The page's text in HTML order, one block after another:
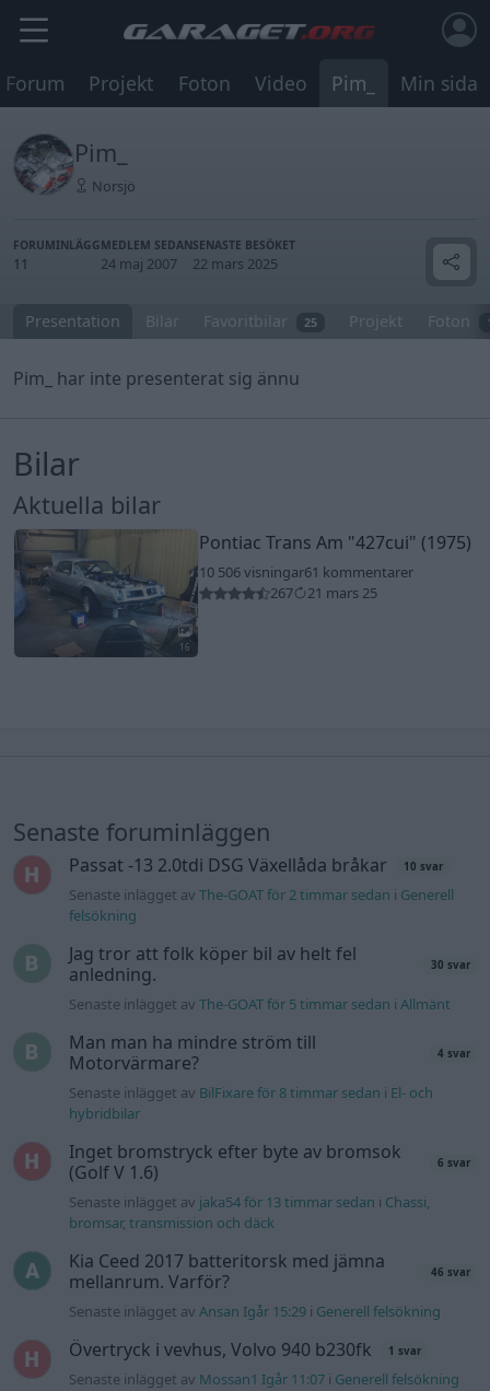
Forum Projekt Foton Video Pim_ Min sida
Pim_
Norsjö
FORUMINLÄGG
11
MEDLEM SEDAN
24 maj 2007
SENASTE BESÖKET
22 mars 2025
Presentation Bilar Favoritbilar 25 Projekt Foton
Pim_ har inte presenterat sig ännu
Bilar
Aktuella bilar
16
Pontiac Trans Am "427cui" (1975)
10 506 visningar61 kommentarer
267
21 mars 25
Senaste foruminläggen
Passat -13 2.0tdi DSG Växellåda bråkar 10 svar
Senaste inlägget avThe-GOAT för 2 timmar sedan i Generell
felsökning
Jag tror att folk köper bil av helt fel
anledning.
30 svar
Senaste inlägget avThe-GOAT för 5 timmar sedan iAllmänt
Man man ha mindre ström till
Motorvärmare?
4 svar
Senaste inlägget av BilFixare för 8 timmar sedan i El- och
hybridbilar
Inget bromstryck efter byte av bromsok
(Golf V 1.6)
6 svar
Senaste inlägget av jaka54 för 13 timmar sedan i Chassi,
bromsar, transmission och däck
Kia Ceed 2017 batteritorsk med jämna
mellanrum. Varför?
46 svar
Senaste inlägget avAnsan Igår 15:29 i Generell felsökning
Övertryck i vevhus, Volvo 940 b230fk 1 svar
Senaste inlägget av Mossan1 Igår 11:07 i Generell felsökning